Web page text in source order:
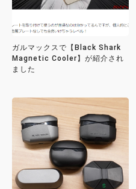
ガルマックスで【Black Shark
Magnetic Cooler】が紹介され
ました